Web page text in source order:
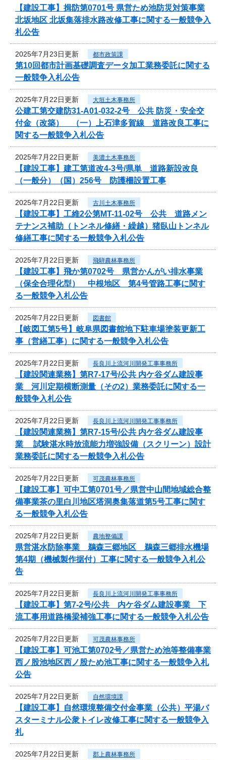
【建設工事】揖防第0701号 県営ため池防災対策事業
北坂地区 北坂集落排水路改修工事に関する一般競争入
札公告
2025年7月23日更新 都市政策課
第10回都市計画基礎調査データ加工業務委託に関する
一般競争入札公告
2025年7月22日更新 大垣土木事務所
公建工第交建防31-A01-032-2号 公共 防災・安全交
付金（改築） （一）上石津多賀線 道路改良工事に
関する一般競争入札公告
2025年7月22日更新 美濃土木事務所
【建設工事】建工第道改4-3号/県単 道路新設改良
（一般分）（国）256号 防護柵設置工事
2025年7月22日更新 古川土木事務所
【建設工事】工維2公第MT-11-02号 公共 道路メン
テナンス補助（トンネル修繕・繰越）猪臥山トンネル
修繕工事に関する一般競争入札公告
2025年7月22日更新 飛騨農林事務所
【建設工事】飛か第0702号 県営かんがい排水事業
（保全合理化型） 中根地区 第4号管路工事に関す
る一般競争入札公告
2025年7月22日更新 図書館
【岐図工第5号】岐阜県図書館地下駐車場塗装更新工
事（営繕工事）に関する一般競争入札公告
2025年7月22日更新 長良川上流河川開発工事事務所
【建設関連業務】第R7-17号/公共 内ケ谷ダム建設事
業 河川定期横断測量（その2）業務委託に関する一
般競争入札公告
2025年7月22日更新 長良川上流河川開発工事事務所
【建設関連業務】第R7-15号/公共 内ケ谷ダム建設事
業 試験湛水時放流能力増強設備（スクリーン）設計
業務委託に関する一般競争入札公告
2025年7月22日更新 可茂農林事務所
【建設工事】可中工第0701号／県営中山間地域総合整
備事業茶の里白川地区塔洞奥集落道第5号工事に関す
る一般競争入札公告
2025年7月22日更新 農地整備課
県営湛水防除事業 鵜森三郷地区 鵜森三郷排水機場
第4期（機械製作据付）工事に関する一般競争入札公
告
2025年7月22日更新 長良川上流河川開発工事事務所
【建設工事】第7-2号/公共 内ケ谷ダム建設事業 下
流工事用道路橋梁補強工事に関する一般競争入札公告
2025年7月22日更新 可茂農林事務所
【建設工事】可池工第0702号／県営ため池等整備事業
西ノ股池地区西ノ股ため池工事に関する一般競争入札
公告
2025年7月22日更新 自然環境課
【建設工事】自然環境整備交付金事業（公共）平湯バ
スターミナル公衆トイレ改修工事に関する一般競争入
札
2025年7月22日更新 郡上農林事務所